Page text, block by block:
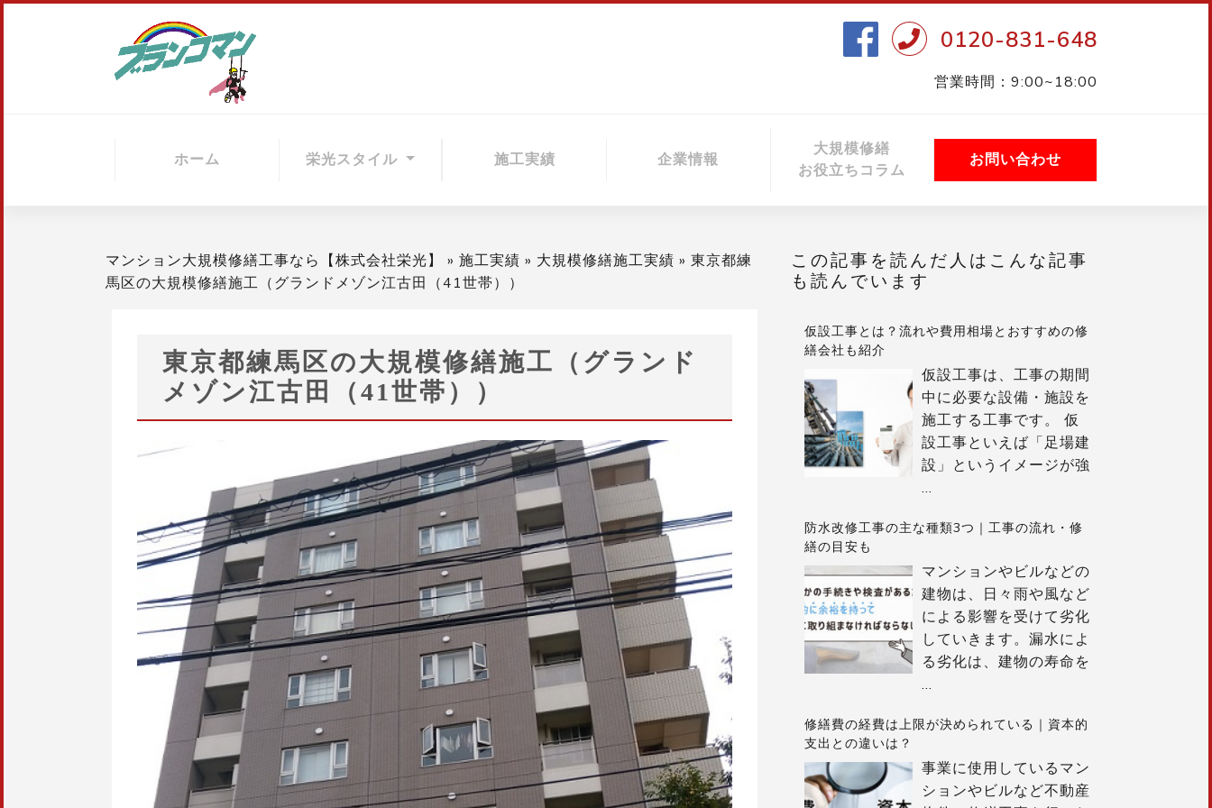
0120-831-648
営業時間：9:00~18:00
ホーム 栄光スタイル 施工実績 企業情報
大規模修繕
お役立ちコラム
お問い合わせ
マンション大規模修繕工事なら【株式会社栄光】 » 施工実績 » 大規模修繕施工実績 » 東京都練
馬区の大規模修繕施工（グランドメゾン江古田（41世帯））
東京都練馬区の大規模修繕施工（グランド
メゾン江古田（41世帯））
この記事を読んだ人はこんな記事
も読んでいます
仮設工事とは？流れや費用相場とおすすめの修
繕会社も紹介
仮設工事は、工事の期間
中に必要な設備・施設を
施工する工事です。 仮
設工事といえば「足場建
設」というイメージが強
…
防水改修工事の主な種類3つ｜工事の流れ・修
繕の目安も
マンションやビルなどの
建物は、日々雨や風など
による影響を受けて劣化
していきます。漏水によ
る劣化は、建物の寿命を
…
修繕費の経費は上限が決められている｜資本的
支出との違いは？
事業に使用しているマン
ションやビルなど不動産